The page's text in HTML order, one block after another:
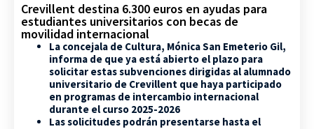
Crevillent destina 6.300 euros en ayudas para
estudiantes universitarios con becas de
movilidad internacional
La concejala de Cultura, Mónica San Emeterio Gil,
informa de que ya está abierto el plazo para
solicitar estas subvenciones dirigidas al alumnado
universitario de Crevillent que haya participado
en programas de intercambio internacional
durante el curso 2025-2026
Las solicitudes podrán presentarse hasta el